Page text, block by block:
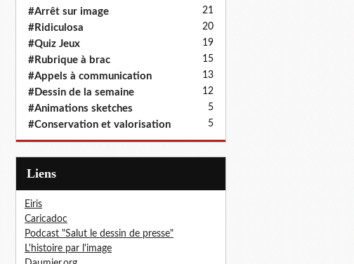
#Arrêt sur image 21
#Ridiculosa 20
#Quiz Jeux 19
#Rubrique à brac 15
#Appels à communication 13
#Dessin de la semaine 12
#Animations sketches 5
#Conservation et valorisation 5
Liens
Eiris
Caricadoc
Podcast "Salut le dessin de presse"
L'histoire par l'image